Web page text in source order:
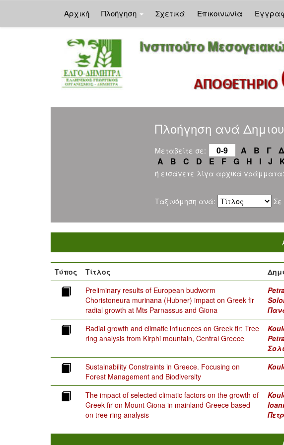
Αρχική Πλοήγηση Σχετικά Επικοινωνία
Πλοήγηση ανά
Μεταβείτε σε: 0-9 Α Β Γ Δ
A
B C D E F G H I J
ή εισάγετε λίγα αρχικά γράμματα:
Ταξινόμηση ανά: Σε
Τύπος Τίτλος
Preliminary results of European budworm
Choristoneura murinana (Hubner) impact on Greek fir
radial growth at Mts Parnassus and Giona
Radial growth and climatic influences on Greek fir: Tree
ring analysis from Kirphi mountain, Central Greece
Sustainability Constraints in Greece. Focusing on
Forest Management and Biodiversity
The impact of selected climatic factors on the growth of
Greek fir on Mount Giona in mainland Greece based
on tree ring analysis